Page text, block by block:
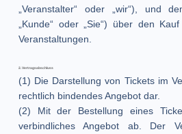
„Veranstalter“ oder „wir“), und
„Kunde“ oder „Sie“) über den
Veranstaltungen.
2. Vertragsabschluss
(1) Die Darstellung von Tickets im
rechtlich bindendes Angebot dar.
(2) Mit der Bestellung eines
verbindliches Angebot ab. Der